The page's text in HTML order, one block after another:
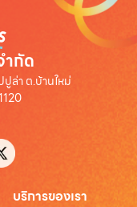
ำกัด
ล่า ต.บ้านใหม่
บริการของเรา